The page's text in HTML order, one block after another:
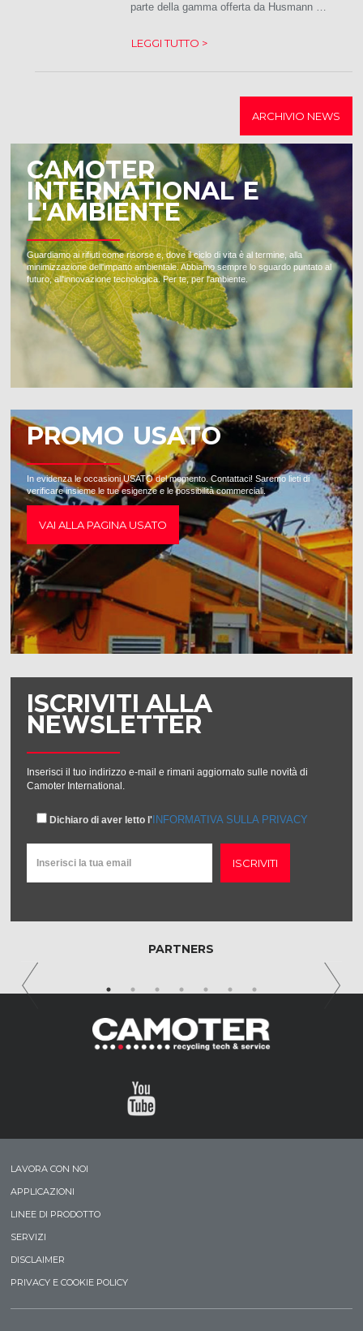
parte della gamma offerta da Husmann …
LEGGI TUTTO >
ARCHIVIO NEWS
CAMOTER
INTERNATIONAL E
L'AMBIENTE
Guardiamo ai rifiuti come risorse e, dove il ciclo di vita è al termine, alla
minimizzazione dell'impatto ambientale. Abbiamo sempre lo sguardo puntato al
futuro, all'innovazione tecnologica. Per te, per l'ambiente.
PROMO USATO
In evidenza le occasioni USATO del momento. Contattaci! Saremo lieti di
verificare insieme le tue esigenze e le possibilità commerciali.
VAI ALLA PAGINA USATO
ISCRIVITI ALLA
NEWSLETTER
Inserisci il tuo indirizzo e-mail e rimani aggiornato sulle novità di
Camoter International.
Dichiaro di aver letto l' INFORMATIVA SULLA PRIVACY
ISCRIVITI
PARTNERS
LAVORA CON NOI
APPLICAZIONI
LINEE DI PRODOTTO
SERVIZI
DISCLAIMER
PRIVACY E COOKIE POLICY